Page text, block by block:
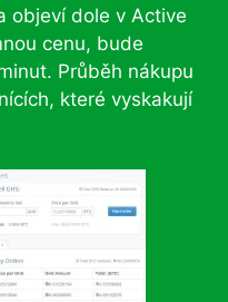
objeví dole v Active
cenu, bude
Průběh nákupu
které vyskakují